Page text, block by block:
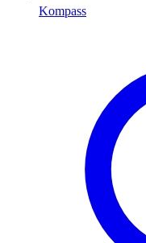
Kompass